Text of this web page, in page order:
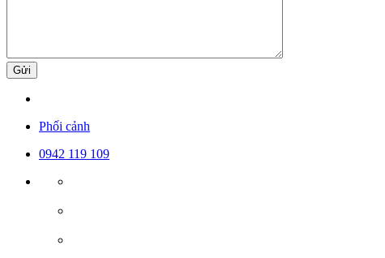
Gửi
Phối cảnh
0942 119 109